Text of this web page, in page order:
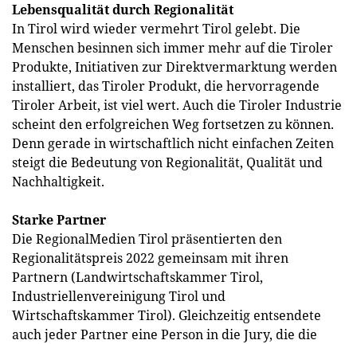
Lebensqualität durch Regionalität
In Tirol wird wieder vermehrt Tirol gelebt. Die
Menschen besinnen sich immer mehr auf die Tiroler
Produkte, Initiativen zur Direktvermarktung werden
installiert, das Tiroler Produkt, die hervorragende
Tiroler Arbeit, ist viel wert. Auch die Tiroler Industrie
scheint den erfolgreichen Weg fortsetzen zu können.
Denn gerade in wirtschaftlich nicht einfachen Zeiten
steigt die Bedeutung von Regionalität, Qualität und
Nachhaltigkeit.
Starke Partner
Die RegionalMedien Tirol präsentierten den
Regionalitätspreis 2022 gemeinsam mit ihren
Partnern (Landwirtschaftskammer Tirol,
Industriellenvereinigung Tirol und
Wirtschaftskammer Tirol). Gleichzeitig entsendete
auch jeder Partner eine Person in die Jury, die die